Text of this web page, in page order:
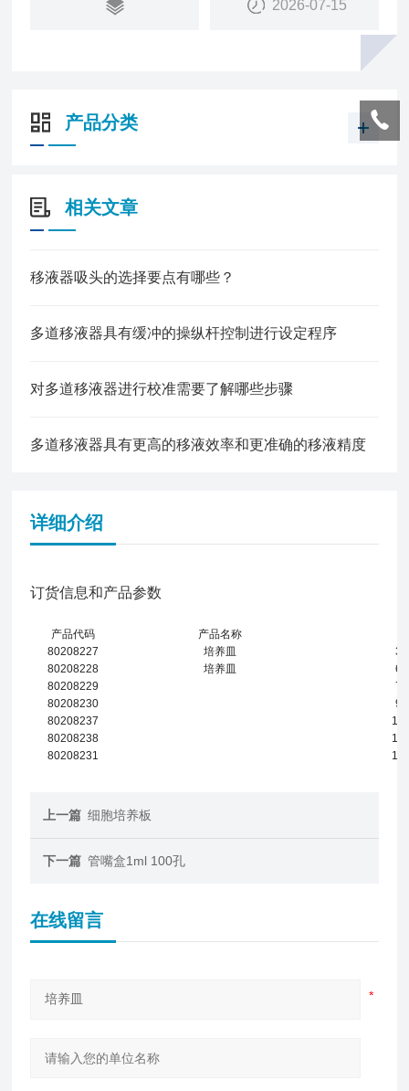
2026-07-15
产品分类
相关文章
移液器吸头的选择要点有哪些？
多道移液器具有缓冲的操纵杆控制进行设定程序
对多道移液器进行校准需要了解哪些步骤
多道移液器具有更高的移液效率和更准确的移液精度
详细介绍
订货信息和产品参数
产品代码 产品名称
80208227
培养皿
80208228
培养皿
80208229
80208230
80208237
80208238
80208231
上一篇 细胞培养板
下一篇 管嘴盒1ml 100孔
在线留言